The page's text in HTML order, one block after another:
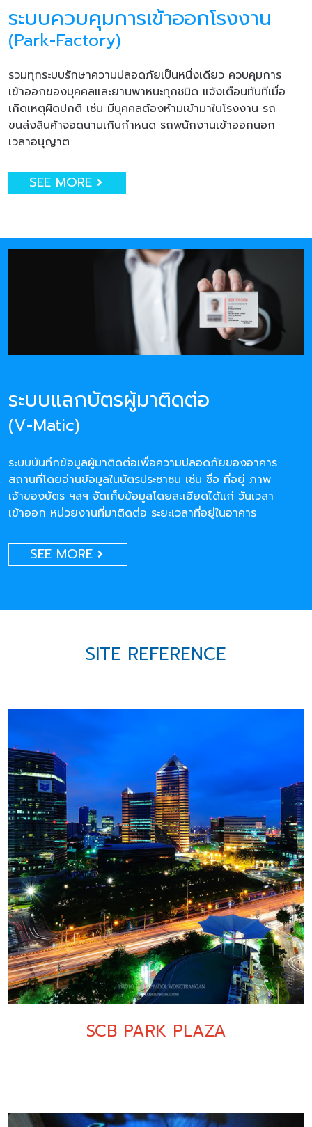
ระบบควบคุมการเข้าออกโรงงาน
(Park-Factory)
รวมทุกระบบรักษาความปลอดภัยเป็นหนึ่งเดียว ควบคุมการ
เข้าออกของบุคคลและยานพาหนะทุกชนิด แจ้งเตือนทันทีเมื่อ
เกิดเหตุผิดปกติ เช่น มีบุคคลต้องห้ามเข้ามาในโรงงาน รถ
ขนส่งสินค้าจอดนานเกินกำหนด รถพนักงานเข้าออกนอก
เวลาอนุญาต
SEE MORE
ระบบแลกบัตรผู้มาติดต่อ
(V-Matic)
ระบบบันทึกข้อมูลผู้มาติดต่อเพื่อความปลอดภัยของอาคาร
สถานที่โดยอ่านข้อมูลในบัตรประชาชน เช่น ชื่อ ที่อยู่ ภาพ
เจ้าของบัตร ฯลฯ จัดเก็บข้อมูลโดยละเอียดได้แก่ วันเวลา
เข้าออก หน่วยงานที่มาติดต่อ ระยะเวลาที่อยู่ในอาคาร
SEE MORE
SITE REFERENCE
SCB PARK PLAZA